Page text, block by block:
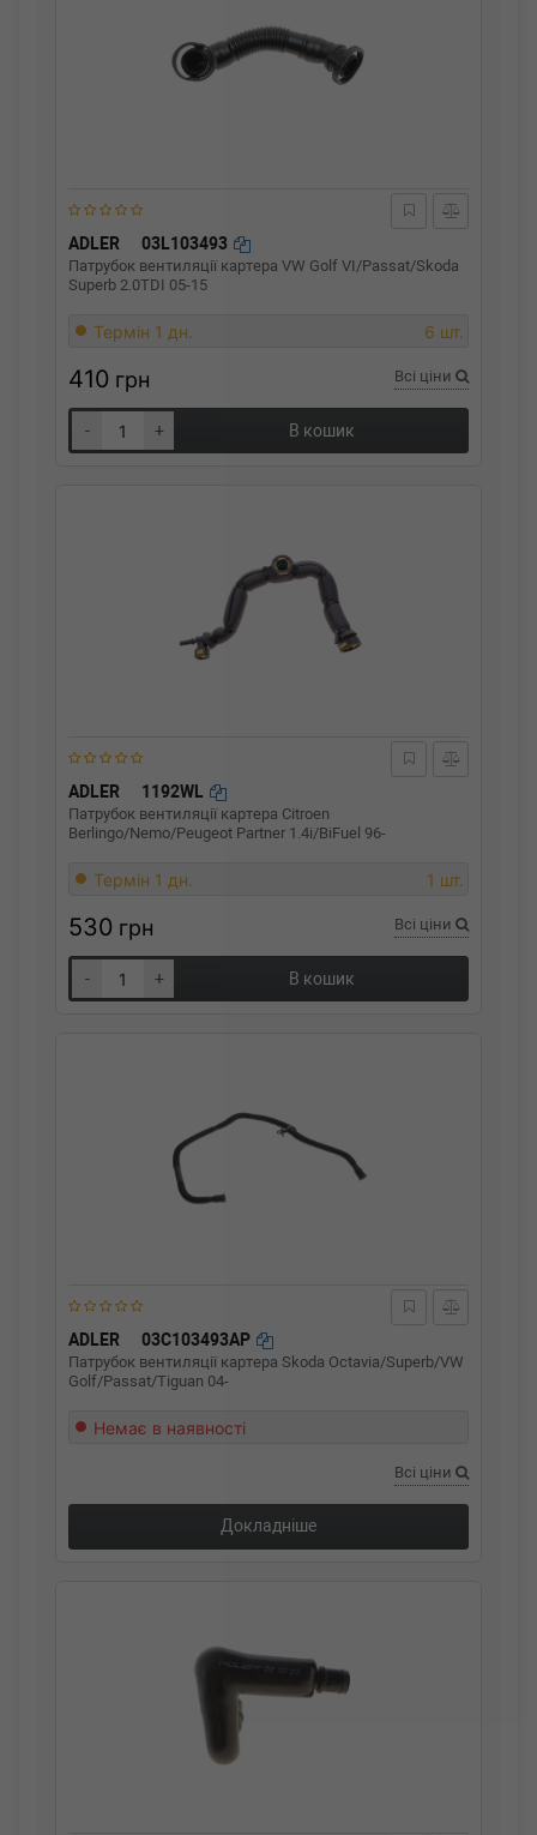
ADLER 03L103493
Патрубок вентиляції картера VW Golf VI/Passat/Skoda
Superb 2.0TDI 05-15
Термін 1 дн. 6 шт.
410 грн Всі ціни
- + В кошик
ADLER 1192WL
Патрубок вентиляції картера Citroen
Berlingo/Nemo/Peugeot Partner 1.4i/BiFuel 96-
Термін 1 дн. 1 шт.
530 грн Всі ціни
- + В кошик
ADLER 03C103493AP
Патрубок вентиляції картера Skoda Octavia/Superb/VW
Golf/Passat/Tiguan 04-
Немає в наявності
Всі ціни
Докладніше